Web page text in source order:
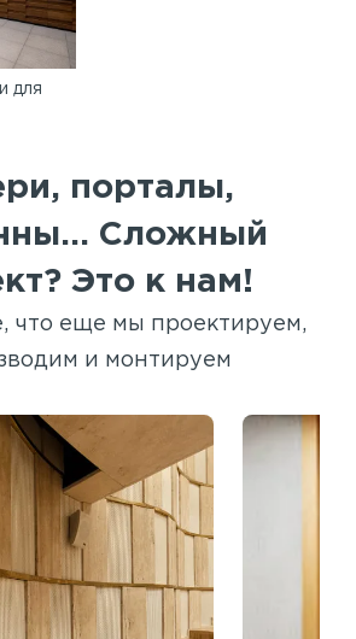
для
порталы,
Сложный
Это к нам!
что еще мы проектируем,
и монтируем